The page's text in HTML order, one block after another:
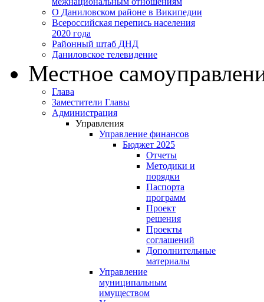
О Даниловском районе в Википедии
Всероссийская перепись населения
2020 года
Районный штаб ДНД
Даниловское телевидение
Местное
Глава
Заместители Главы
Администрация
Управления
Управление финансов
Бюджет 2025
Отчеты
Методики и
порядки
Паспорта
программ
Проект
решения
Проекты
соглашений
Дополнительные
материалы
Управление
муниципальным
имуществом